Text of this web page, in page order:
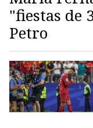
"fiestas de
Petro